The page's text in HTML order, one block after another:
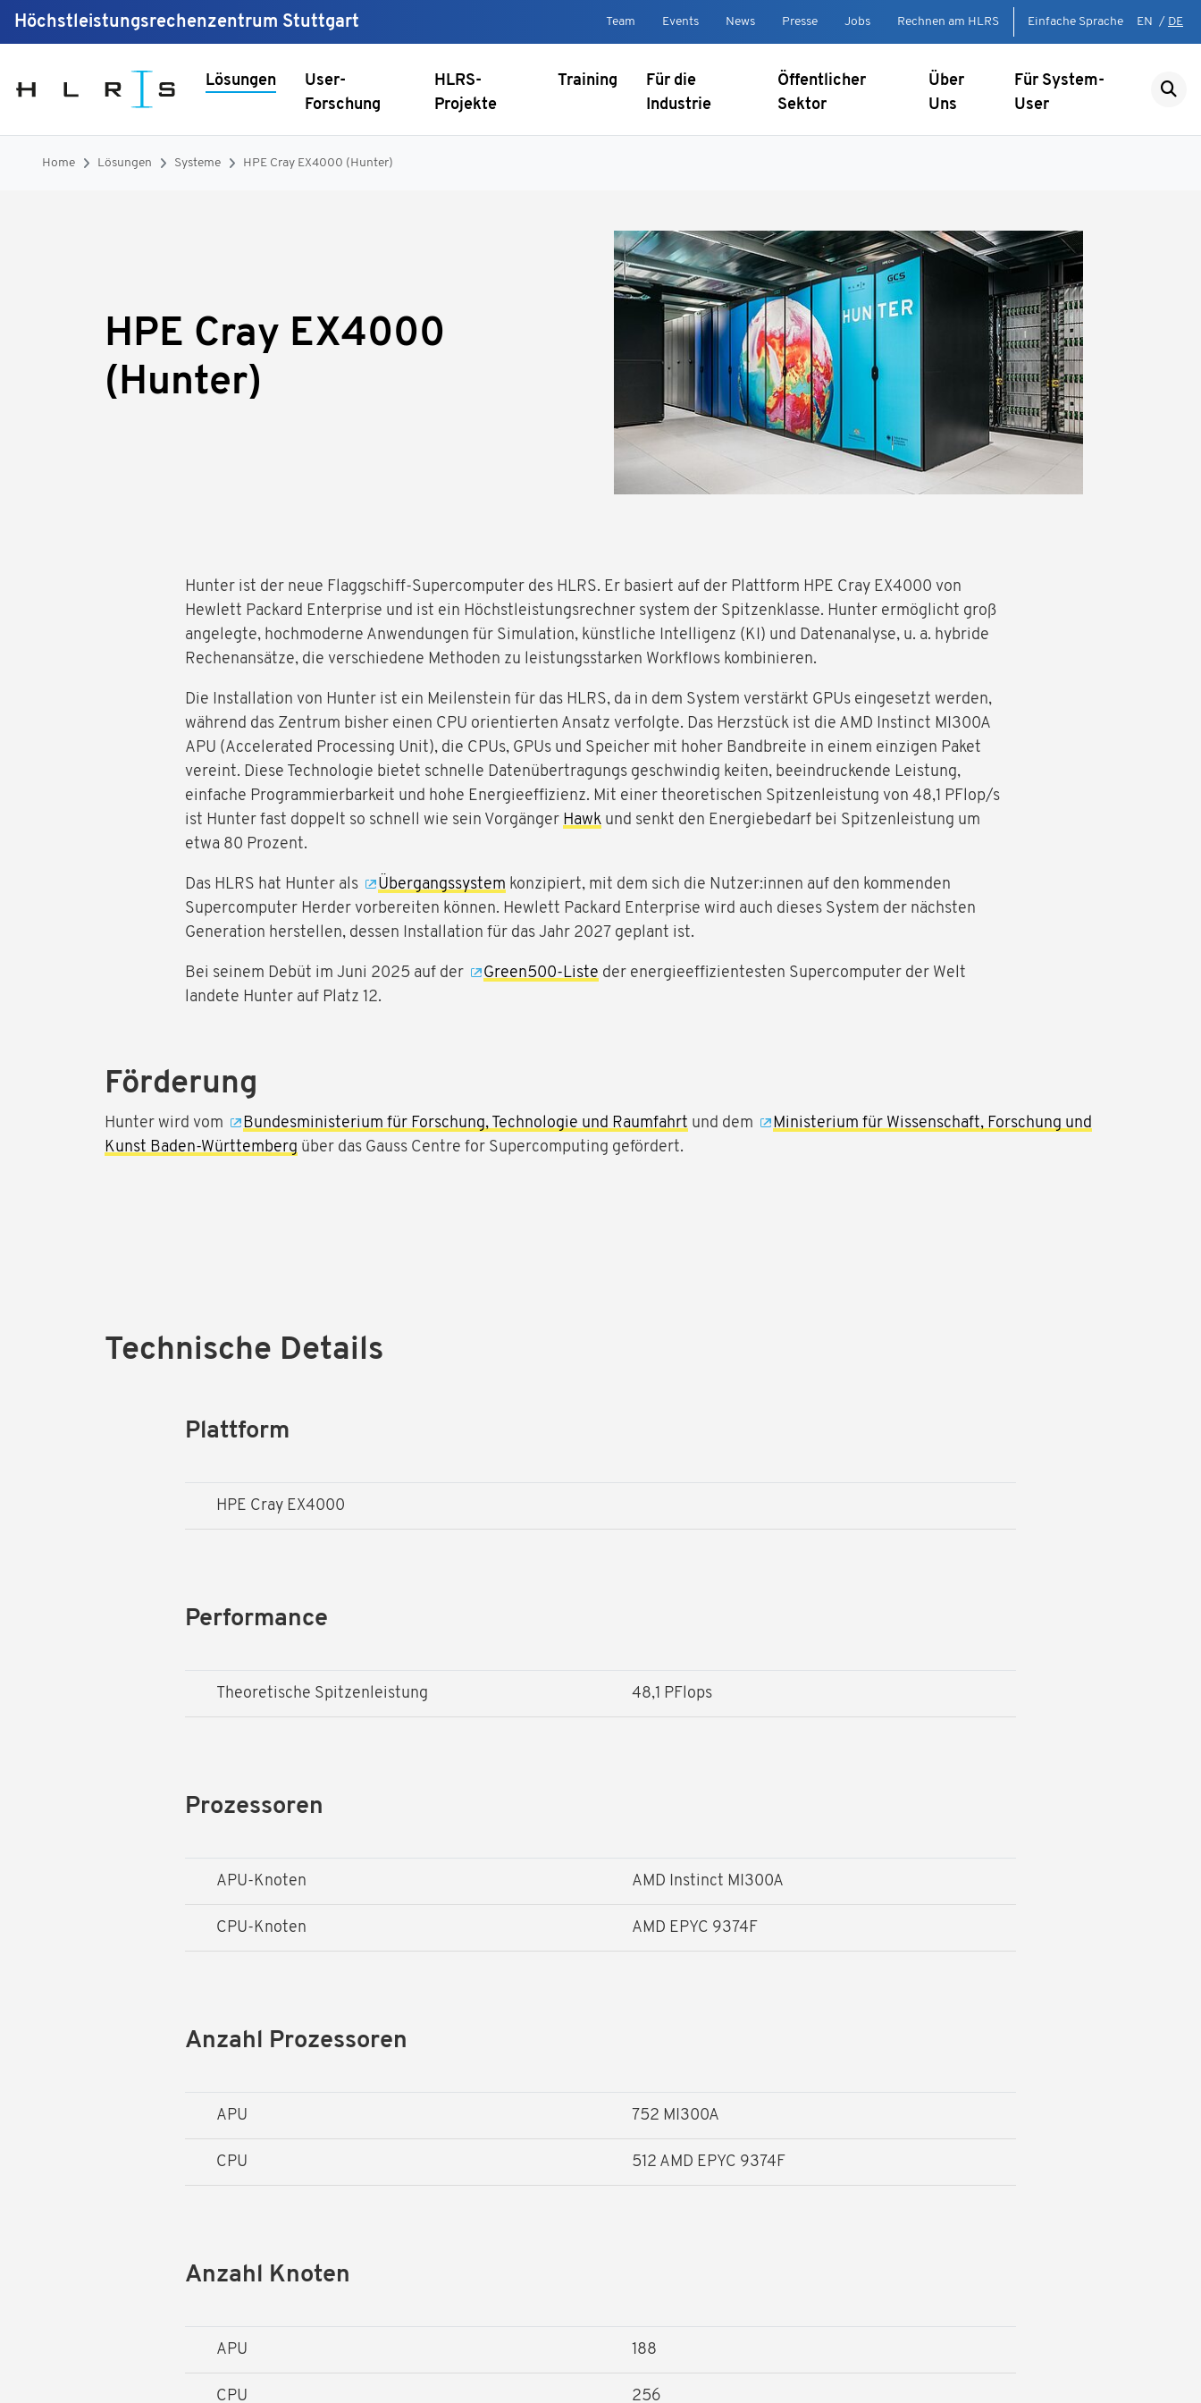
Höchstleistungsrechenzentrum Stuttgart Team Events News Presse Jobs Rechnen am HLRS Einfache Sprache EN / DE
Lösungen
User-
Forschung
HLRS-
Projekte
Training
Für die
Industrie
Öffentlicher
Sektor
Über
Uns
Für System-
User
Home Lösungen Systeme HPE Cray EX4000 (Hunter)
HPE Cray EX4000
(Hunter)
Hunter ist der neue Flaggschiff-Supercomputer des HLRS. Er basiert auf der Plattform HPE Cray EX4000 von
Hewlett Packard Enterprise und ist ein Höchstleistungsrechner system der Spitzenklasse. Hunter ermöglicht groß
angelegte, hochmoderne Anwendungen für Simulation, künstliche Intelligenz (KI) und Datenanalyse, u. a. hybride
Rechenansätze, die verschiedene Methoden zu leistungsstarken Workflows kombinieren.
Die Installation von Hunter ist ein Meilenstein für das HLRS, da in dem System verstärkt GPUs eingesetzt werden,
während das Zentrum bisher einen CPU orientierten Ansatz verfolgte. Das Herzstück ist die AMD Instinct MI300A
APU (Accelerated Processing Unit), die CPUs, GPUs und Speicher mit hoher Bandbreite in einem einzigen Paket
vereint. Diese Technologie bietet schnelle Datenübertragungs geschwindig keiten, beeindruckende Leistung,
einfache Programmierbarkeit und hohe Energieeffizienz. Mit einer theoretischen Spitzenleistung von 48,1 PFlop/s
ist Hunter fast doppelt so schnell wie sein Vorgänger Hawk und senkt den Energiebedarf bei Spitzenleistung um
etwa 80 Prozent.
Das HLRS hat Hunter als Übergangssystem konzipiert, mit dem sich die Nutzer:innen auf den kommenden
Supercomputer Herder vorbereiten können. Hewlett Packard Enterprise wird auch dieses System der nächsten
Generation herstellen, dessen Installation für das Jahr 2027 geplant ist.
Bei seinem Debüt im Juni 2025 auf der Green500-Liste der energieeffizientesten Supercomputer der Welt
landete Hunter auf Platz 12.
Förderung
Hunter wird vom Bundesministerium für Forschung, Technologie und Raumfahrt und dem
Ministerium für Wissenschaft, Forschung und
Kunst Baden-Württemberg über das Gauss Centre for Supercomputing gefördert.
Technische Details
Plattform
HPE Cray EX4000
Performance
Theoretische Spitzenleistung 48,1 PFlops
Prozessoren
APU-Knoten AMD Instinct MI300A
CPU-Knoten AMD EPYC 9374F
Anzahl Prozessoren
APU 752 MI300A
CPU 512 AMD EPYC 9374F
Anzahl Knoten
APU 188
CPU 256